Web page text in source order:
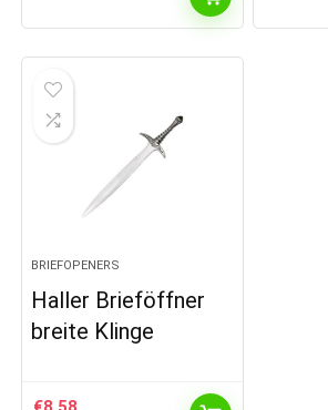
BRIEFOPENERS
Haller Brieföffner
breite Klinge